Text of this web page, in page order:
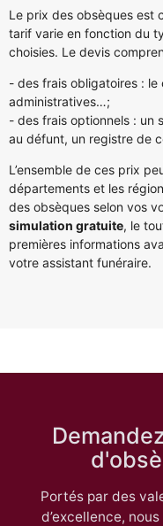
Le prix des obsèques est
tarif varie en fonction du
choisies. Le devis
- des frais obligatoires :
administratives…;
- des frais optionnels : un
au défunt, un registre de
L’ensemble de ces prix
départements et les
des obsèques selon vos
simulation gratuite, le
premières informations
votre assistant funéraire.
Portés par des
d’excellence,